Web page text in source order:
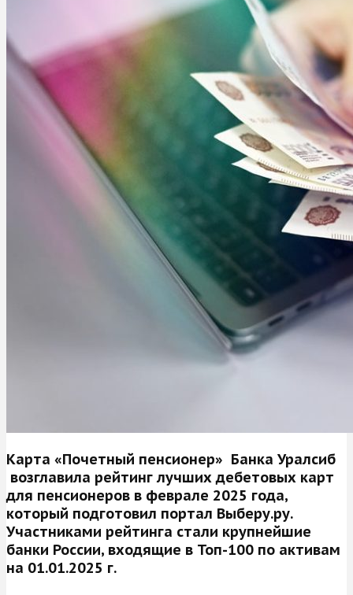
Карта «Почетный пенсионер» Банка Уралсиб
возглавила рейтинг лучших дебетовых карт
для пенсионеров в феврале 2025 года,
который подготовил портал Выберу.ру.
Участниками рейтинга стали крупнейшие
банки России, входящие в Топ-100 по активам
на 01.01.2025 г.